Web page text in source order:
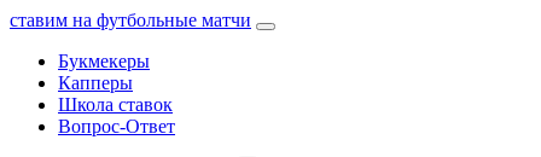
ставим на футбольные матчи
Букмекеры
Капперы
Школа ставок
Вопрос-Ответ